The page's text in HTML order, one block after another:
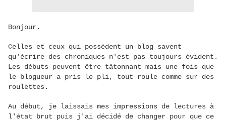
Bonjour.
Celles et ceux qui possèdent un blog savent
qu'écrire des chroniques n'est pas toujours évident.
Les débuts peuvent être tâtonnant mais une fois que
le blogueur a pris le pli, tout roule comme sur des
roulettes.
Au début, je laissais mes impressions de lectures à
l'état brut puis j'ai décidé de changer pour que ce